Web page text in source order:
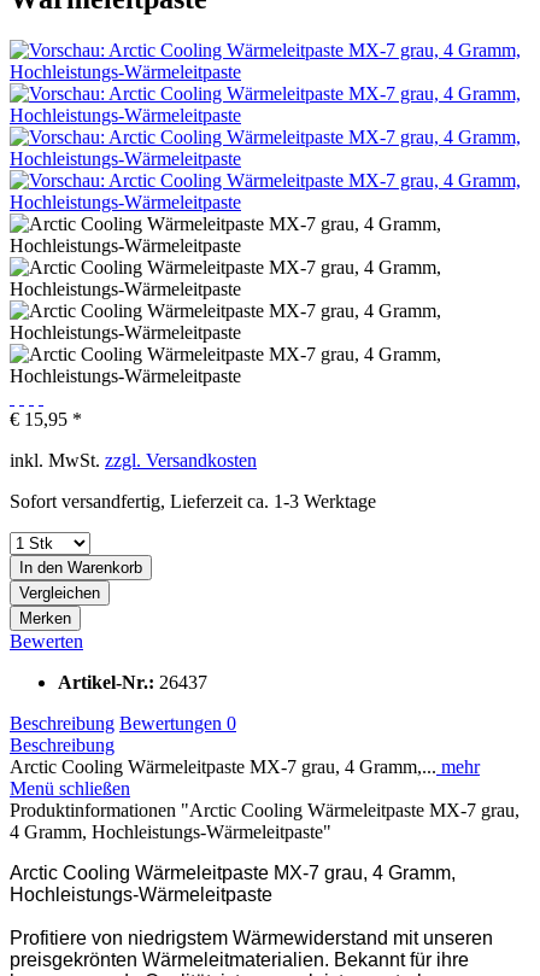
€ 15,95 *
inkl. MwSt. zzgl. Versandkosten
Sofort versandfertig, Lieferzeit ca. 1-3 Werktage
In den Warenkorb
Vergleichen
Merken
Bewerten
Artikel-Nr.: 26437
Beschreibung Bewertungen 0
Beschreibung
Arctic Cooling Wärmeleitpaste MX-7 grau, 4 Gramm,... mehr
Menü schließen
Produktinformationen "Arctic Cooling Wärmeleitpaste MX-7 grau,
4 Gramm, Hochleistungs-Wärmeleitpaste"
Arctic Cooling Wärmeleitpaste MX-7 grau, 4 Gramm,
Hochleistungs-Wärmeleitpaste
Profitiere von niedrigstem Wärmewiderstand mit unseren
preisgekrönten Wärmeleitmaterialien. Bekannt für ihre